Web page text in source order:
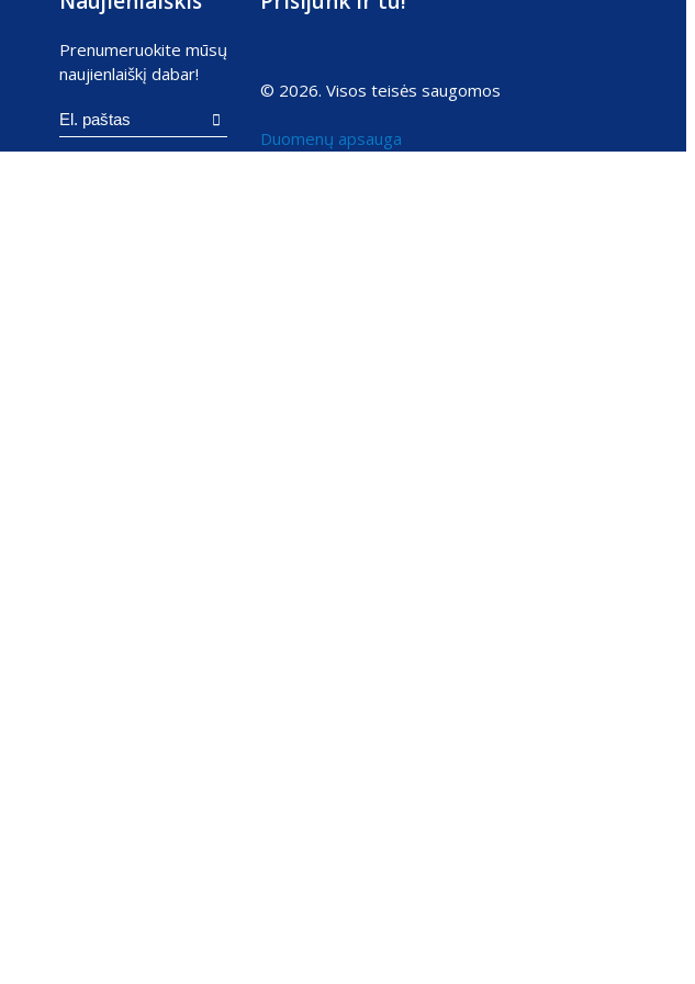
Prenumeruokite mūsų
naujienlaiškį dabar!

© 2026. Visos teisės saugomos
Duomenų apsauga